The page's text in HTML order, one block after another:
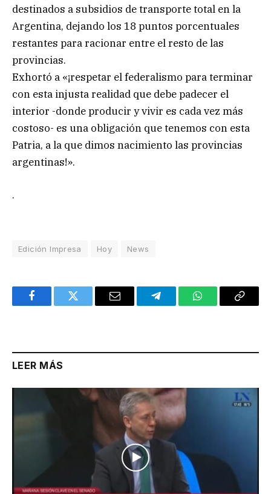
destinados a subsidios de transporte total en la
Argentina, dejando los 18 puntos porcentuales
restantes para racionar entre el resto de las
provincias.
Exhortó a «¡respetar el federalismo para terminar
con esta injusta realidad que debe padecer el
interior -donde producir y vivir es cada vez más
costoso- es una obligación que tenemos con esta
Patria, a la que dimos nacimiento las provincias
argentinas!».
.
Edición Impresa Hoy News
FacebookTwitter Email TelegramWhatsAppCopy
LEER MÁS